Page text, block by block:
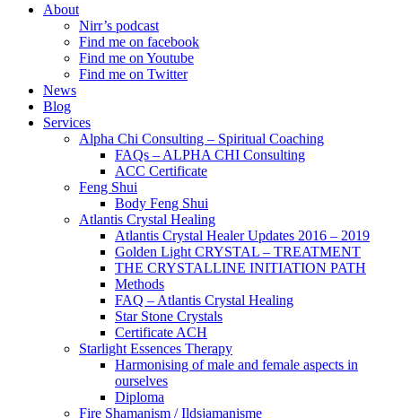
About
Nirr’s podcast
Find me on facebook
Find me on Youtube
Find me on Twitter
News
Blog
Services
Alpha Chi Consulting – Spiritual Coaching
FAQs – ALPHA CHI Consulting
ACC Certificate
Feng Shui
Body Feng Shui
Atlantis Crystal Healing
Atlantis Crystal Healer Updates 2016 – 2019
Golden Light CRYSTAL – TREATMENT
THE CRYSTALLINE INITIATION PATH
Methods
FAQ – Atlantis Crystal Healing
Star Stone Crystals
Certificate ACH
Starlight Essences Therapy
Harmonising of male and female aspects in
ourselves
Diploma
Fire Shamanism / Ildsjamanisme